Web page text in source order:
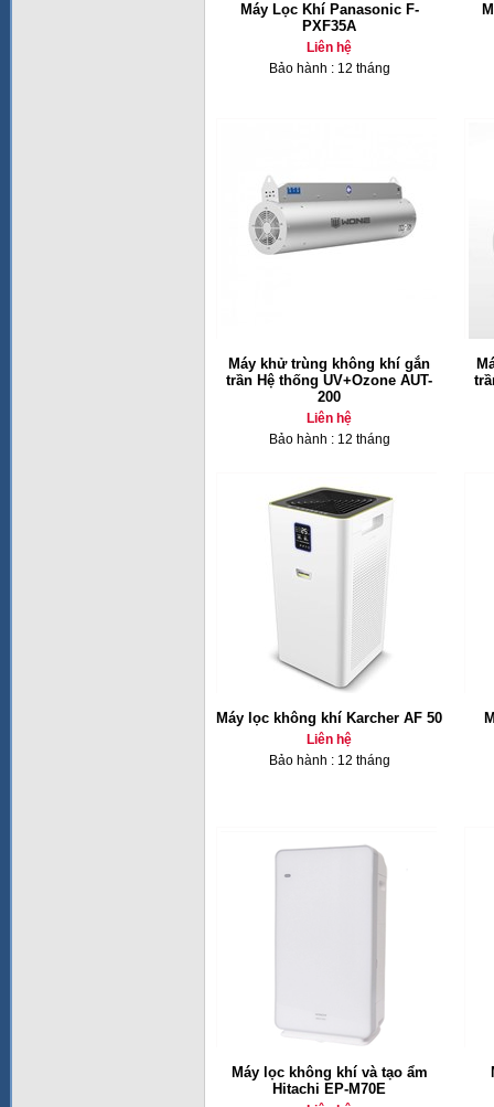
Máy Lọc Khí Panasonic F-
PXF35A
Liên hệ
Bảo hành : 12 tháng
Máy khử trùng không khí gắn
trần Hệ thống UV+Ozone AUT-
200
Liên hệ
Bảo hành : 12 tháng
Máy lọc không khí Karcher AF 50
Liên hệ
Bảo hành : 12 tháng
Máy lọc không khí và tạo ẩm
Hitachi EP-M70E